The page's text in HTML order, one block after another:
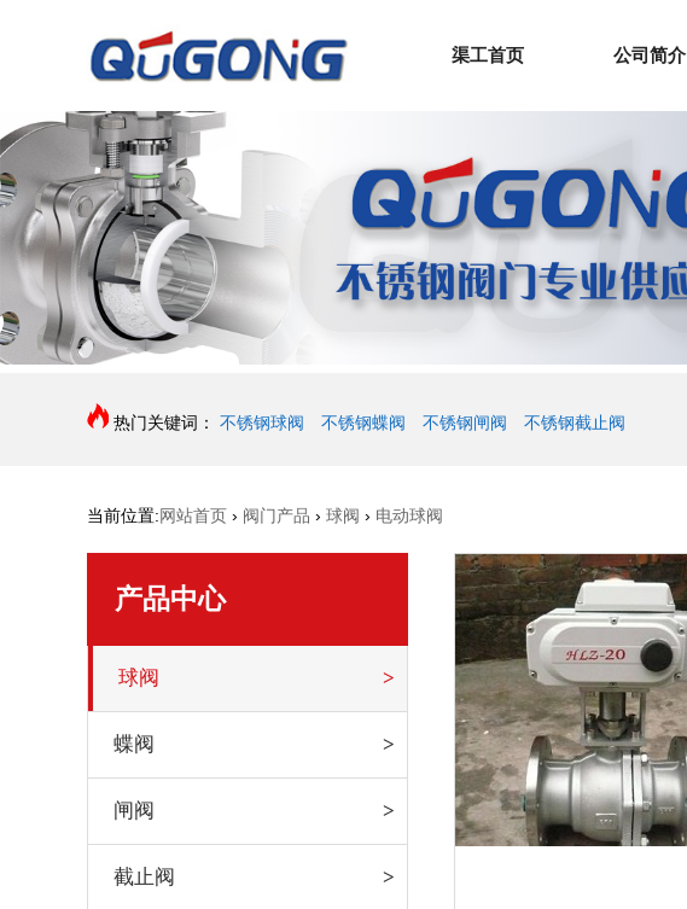
渠工首页 公司简介
热门关键词： 不锈钢球阀 不锈钢蝶阀 不锈钢闸阀 不锈钢截止阀
当前位置:网站首页 › 阀门产品 › 球阀 › 电动球阀
产品中心
球阀
蝶阀
闸阀
截止阀